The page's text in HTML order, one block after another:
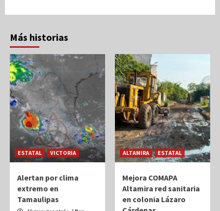
Más historias
ESTATAL VICTORIA
Alertan por clima
extremo en
Tamaulipas
ALTAMIRA ESTATAL
Mejora COMAPA
Altamira red sanitaria
en colonia Lázaro